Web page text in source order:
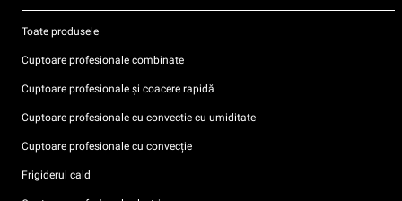
Toate produsele
Cuptoare profesionale combinate
Cuptoare profesionale și coacere rapidă
Cuptoare profesionale cu convectie cu umiditate
Cuptoare profesionale cu convecție
Frigiderul cald